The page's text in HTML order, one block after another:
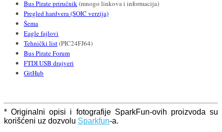
Bus Pirate priručnik(mnogo linkova i informacija)
Pregled hardvera (SOIC verzija)
Šema
Eagle fajlovi
Tehnički list(PIC24FJ64)
Bus Pirate Forum
FTDI USB drajveri
GitHub
* Originalni opisi i fotografije SparkFun-ovih proizvoda su
korišćeni uz dozvolu Sparkfun-a.